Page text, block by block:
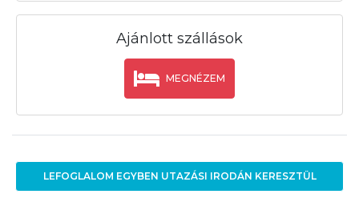
Ajánlott szállások
MEGNÉZEM
LEFOGLALOM EGYBEN UTAZÁSI IRODÁN KERESZTÜL